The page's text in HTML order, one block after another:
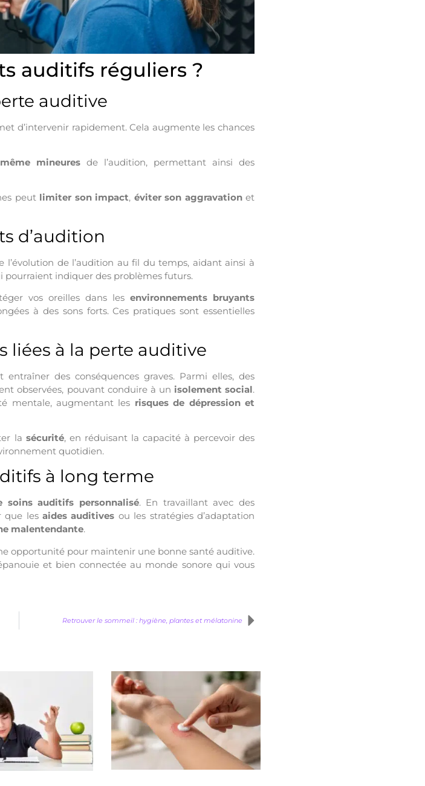
auditifs réguliers ?
auditive
d’intervenir rapidement. Cela augmente les chances
mineures de l’audition, permettant ainsi des
peut limiter son impact, éviter son aggravationet
d’audition
de l’audition au fil du temps, aidant ainsi à
indiquer des problèmes futurs.
vos oreilles dans les environnements bruyants
à des sons forts. Ces pratiques sont essentielles
liées à la perte auditive
des conséquences graves. Parmi elles, des
observées, pouvant conduire à un isolement social.
mentale, augmentant les risques de dépression et
la sécurité, en réduisant la capacité à percevoir des
quotidien.
à long terme
soins auditifs personnalisé. En travaillant avec des
que lesaides auditives ou les stratégies d’adaptation
malentendante.
opportunité pour maintenir une bonne santé auditive.
et bien connectée au monde sonore qui vous
Retrouver le sommeil : hygiène, plantes et mélatonine